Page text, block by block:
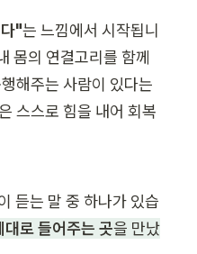
"는 느낌에서 시작됩니
몸의 연결고리를 함께
해주는 사람이 있다는
스스로 힘을 내어 회복
듣는 말 중 하나가 있습
로 들어주는 곳을 만났